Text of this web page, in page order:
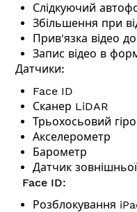
Слідкуючий
Збільшення при
Прив'язка відео
Запис відео в
Датчики:
Face ID
Сканер LiDAR
Трьохосьовий
Акселерометр
Барометр
Датчик зовнішньої
Face ID:
Розблокування